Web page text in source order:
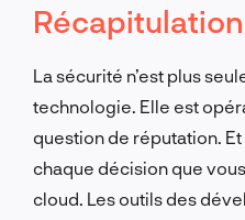
Récapitulation
La sécurité n’est plus
technologie. Elle est
question de réputation.
chaque décision que
cloud. Les outils des